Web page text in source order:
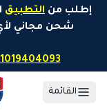
تخطَّ إلى المحتوى
إطلب من التطبيق
القائمة